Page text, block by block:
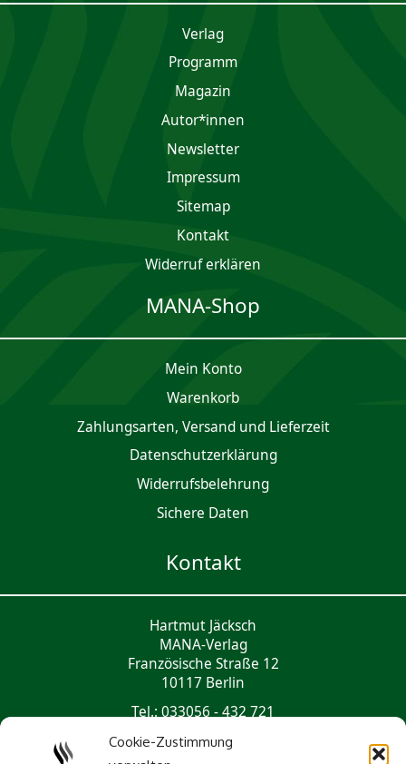
Cookie-Zustimmung
Verlag
Programm
Magazin
Autor*innen
Newsletter
Impres­sum
Sitemap
Kontakt
Widerruf erklären
MANA-Shop
Mein Konto
Waren­korb
Zahlungsarten, Versand und Lieferzeit
Daten­schutz­er­klärung
Widerrufsbelehrung
Sichere Daten
Kontakt
Hartmut Jäcksch
MANA-Verlag
Französische Straße 12
10117 Berlin
Tel.: 033056 - 432 721